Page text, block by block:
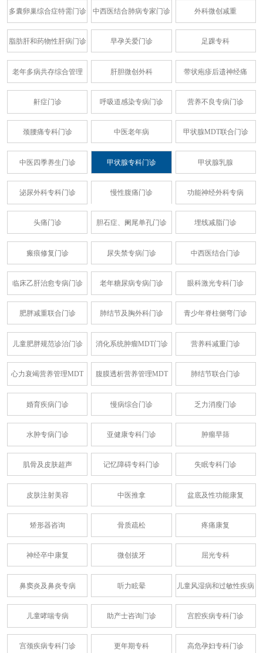
多囊卵巢综合症特需门诊 中西医结合肺病专家门诊 外科微创减重
脂肪肝和药物性肝病门诊 早孕关爱门诊 足踝专科
老年多病共存综合管理 肝胆微创外科 带状疱疹后遗神经痛
鼾症门诊 呼吸道感染专病门诊 营养不良专病门诊
颈腰痛专科门诊 中医老年病 甲状腺MDT联合门诊
中医四季养生门诊 甲状腺专科门诊 甲状腺乳腺
泌尿外科专科门诊 慢性腹痛门诊 功能神经外科专病
头痛门诊 胆石症、阑尾单孔门诊 埋线减脂门诊
瘢痕修复门诊 尿失禁专病门诊 中西医结合门诊
临床乙肝治愈专病门诊 老年糖尿病专病门诊 眼科激光专科门诊
肥胖减重联合门诊 肺结节及胸外科门诊 青少年脊柱侧弯门诊
儿童肥胖规范诊治门诊 消化系统肿瘤MDT门诊 营养科减重门诊
心力衰竭营养管理MDT 腹膜透析营养管理MDT 肺结节联合门诊
婚育疾病门诊 慢病综合门诊 乏力消瘦门诊
水肿专病门诊 亚健康专科门诊 肿瘤早筛
肌骨及皮肤超声 记忆障碍专科门诊 失眠专科门诊
皮肤注射美容 中医推拿 盆底及性功能康复
矫形器咨询 骨质疏松 疼痛康复
神经卒中康复 微创拔牙 屈光专科
鼻窦炎及鼻炎专病 听力眩晕 儿童风湿病和过敏性疾病
儿童哮喘专病 助产士咨询门诊 宫腔疾病专科门诊
宫颈疾病专科门诊 更年期专科 高危孕妇专科门诊